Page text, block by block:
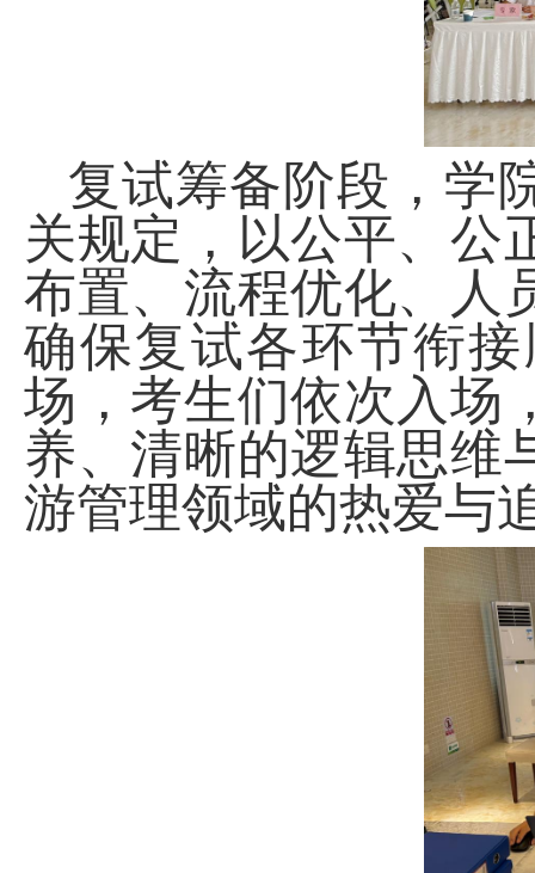
复试筹备阶段，学
关规定，以公平、公
布置、流程优化、人
确保复试各环节衔
场，考生们依次入场
养、清晰的逻辑思维
游管理领域的热爱与